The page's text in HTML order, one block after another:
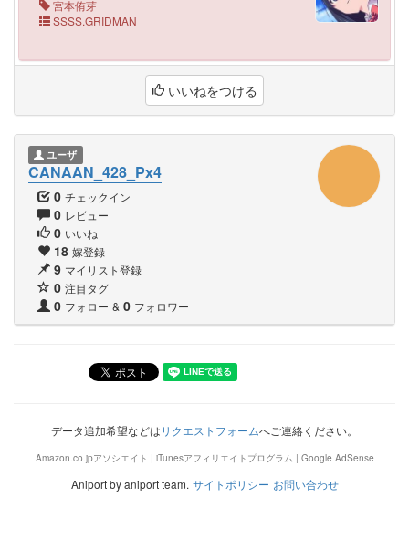
宮本侑芽
SSSS.GRIDMAN
いいねをつける
ユーザ
CANAAN_428_Px4
0 チェックイン
0 レビュー
0 いいね
18 嫁登録
9 マイリスト登録
0 注目タグ
0 フォロー & 0 フォロワー
データ追加希望などはリクエストフォームへご連絡ください。
Amazon.co.jpアソシエイト | iTunesアフィリエイトプログラム | Google AdSense
Aniport by aniport team. サイトポリシー お問い合わせ